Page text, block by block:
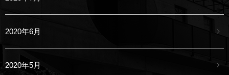
2020年6月
2020年5月